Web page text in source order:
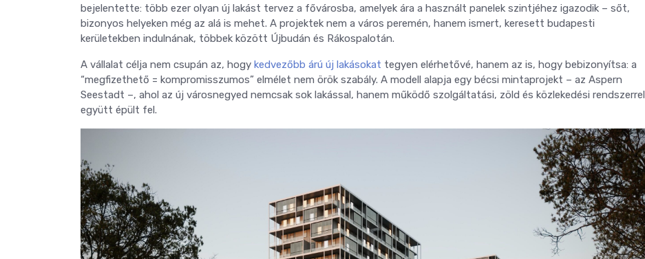
bejelentette: több ezer olyan új lakást tervez a fővárosba, amelyek ára a használt panelek szintjéhez igazodik – sőt,
bizonyos helyeken még az alá is mehet. A projektek nem a város peremén, hanem ismert, keresett budapesti
kerületekben indulnának, többek között Újbudán és Rákospalotán.
A vállalat célja nem csupán az, hogy kedvezőbb árú új lakásokat tegyen elérhetővé, hanem az is, hogy bebizonyítsa: a
“megfizethető = kompromisszumos” elmélet nem örök szabály. A modell alapja egy bécsi mintaprojekt – az Aspern
Seestadt –, ahol az új városnegyed nemcsak sok lakással, hanem működő szolgáltatási, zöld és közlekedési rendszerrel
együtt épült fel.